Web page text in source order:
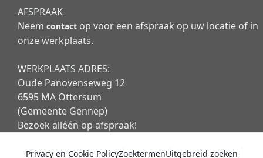
AFSPRAAK
Neem contact op voor een afspraak op uw locatie of in
onze werkplaats.
WERKPLAATS ADRES:
Oude Panovenseweg 12
6595 MA Ottersum
(Gemeente Gennep)
Bezoek alléén op afspraak!
Privacy en Cookie PolicyZoektermenUitgebreid zoeken